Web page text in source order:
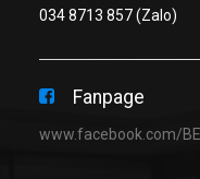
034 8713 857(Zalo)
Fanpage
www.facebook.com/